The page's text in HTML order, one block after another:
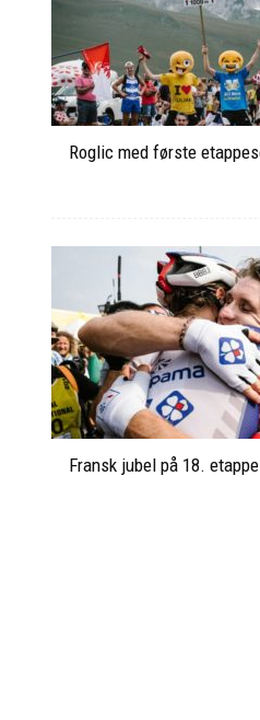
Roglic med første
Fransk jubel på 18. etappe